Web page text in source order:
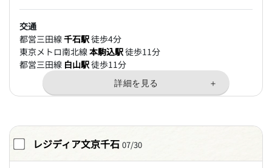
交通
都営三田線千石駅徒歩4分
東京メトロ南北線本駒込駅徒歩11分
都営三田線 白山駅徒歩11分
レジディア文京千石 07/30